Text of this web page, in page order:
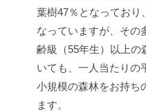
葉樹47％となっており
なっていますが、その
齢級（55年生）以上の
いても、一人当たりの
小規模の森林をお持ち
ます。